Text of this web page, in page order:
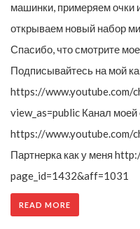
машинки, примеряем очки
открываем новый набор
Спасибо, что смотрите
Подписывайтесь на мой
https://www.youtube.com/
view_as=public Канал
https://www.youtube.com/
Партнерка как у меня
page_id=1432&aff=1031
READ MORE